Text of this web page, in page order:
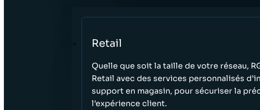
Retail
Quelle que soit la taille de votre réseau,
Retail avec des services personnalisés
support en magasin, pour sécuriser la
l’expérience client.